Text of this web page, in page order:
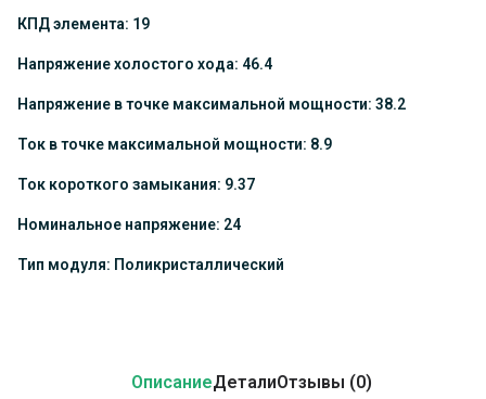
КПД элемента: 19
Напряжение холостого хода: 46.4
Напряжение в точке максимальной мощности: 38.2
Ток в точке максимальной мощности: 8.9
Ток короткого замыкания: 9.37
Номинальное напряжение: 24
Тип модуля: Поликристаллический
ОписаниеДеталиОтзывы (0)